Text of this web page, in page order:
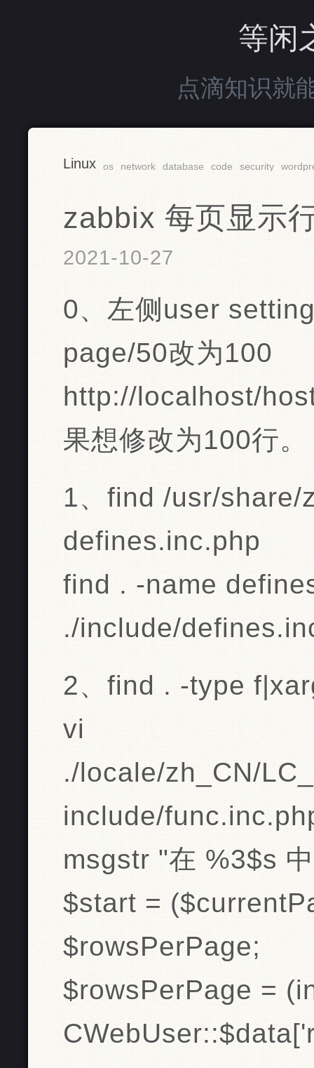
等闲
点滴知识就
Linux os network database code security
zabbix 每页显示
2021-10-27
0、左侧user
page/50改为100
http://localhost/
果想修改为100行。
1、find /usr/share/
defines.inc.php
find . -name
./include/
2、find . -type
vi
./locale/zh_CN/
include/
msgstr "在 %3$s
$start =
$rowsPerPage;
$rowsPerPage =